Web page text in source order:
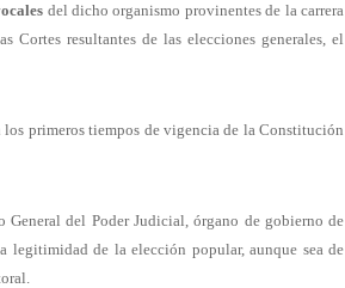
del dicho organismo provinentes de la carrera
resultantes de las elecciones generales, el
primeros tiempos de vigencia de la Constitución
del Poder Judicial, órgano de gobierno de
legitimidad de la elección popular, aunque sea de